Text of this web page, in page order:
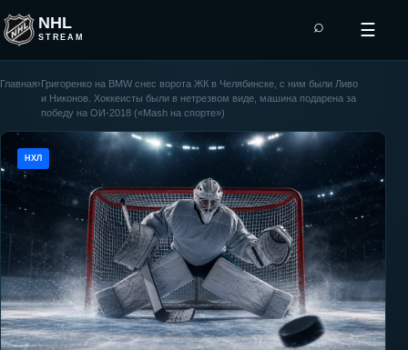
NHL
STREAM
⌕ ☰
Главная›Григоренко на BMW снес ворота ЖК в Челябинске, с ним были Ливо
и Никонов. Хоккеисты были в нетрезвом виде, машина подарена за
победу на ОИ-2018 («Mash на спорте»)
НХЛ